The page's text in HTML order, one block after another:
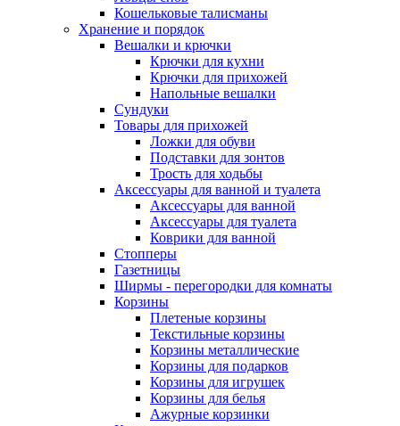
Кошельковые талисманы
Хранение и порядок
Вешалки и крючки
Крючки для кухни
Крючки для прихожей
Напольные вешалки
Сундуки
Товары для прихожей
Ложки для обуви
Подставки для зонтов
Трость для ходьбы
Аксессуары для ванной и туалета
Аксессуары для ванной
Аксессуары для туалета
Коврики для ванной
Стопперы
Газетницы
Ширмы - перегородки для комнаты
Корзины
Плетеные корзины
Текстильные корзины
Корзины металлические
Корзины для подарков
Корзины для игрушек
Корзины для белья
Ажурные корзинки